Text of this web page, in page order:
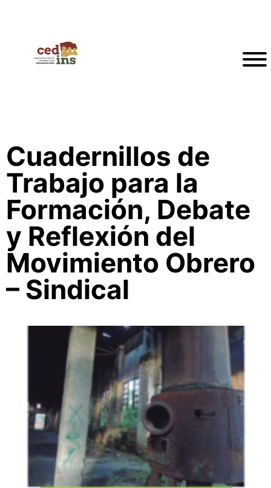
Cuadernillos de
Trabajo para la
Formación, Debate
y Reflexión del
Movimiento Obrero
– Sindical